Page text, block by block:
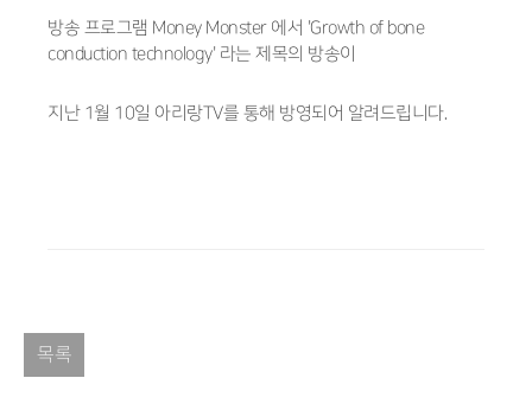
방송 프로그램 Money Monster 에서 'Growth of bone
conduction technology' 라는 제목의 방송이
지난 1월 10일 아리랑TV를 통해 방영되어 알려드립니다.
목록